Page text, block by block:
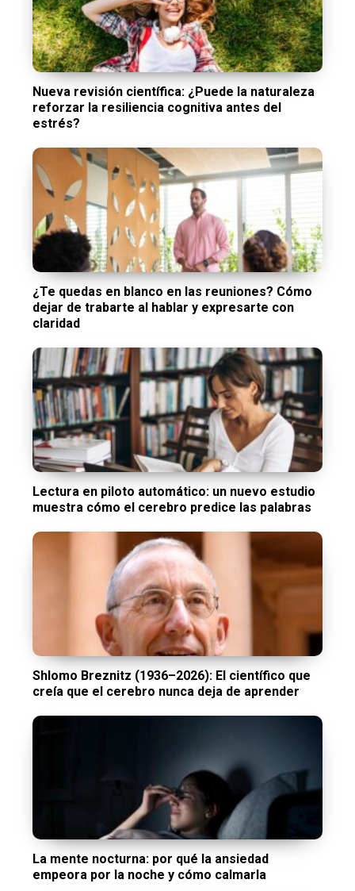
Nueva revisión científica: ¿Puede la naturaleza
reforzar la resiliencia cognitiva antes del
estrés?
¿Te quedas en blanco en las reuniones? Cómo
dejar de trabarte al hablar y expresarte con
claridad
Lectura en piloto automático: un nuevo estudio
muestra cómo el cerebro predice las palabras
Shlomo Breznitz (1936–2026): El científico que
creía que el cerebro nunca deja de aprender
La mente nocturna: por qué la ansiedad
empeora por la noche y cómo calmarla